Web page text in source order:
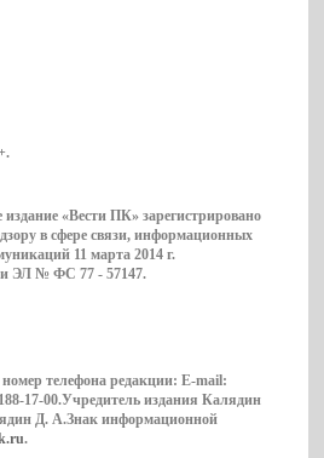
.
«Вести ПК» зарегистрировано
в сфере связи, информационных
11 марта 2014 г.
ЭЛ № ФС 77 - 57147.
телефона редакции: E-mail:
17-00.Учредитель издания Калядин
Д. А.Знак информационной
.